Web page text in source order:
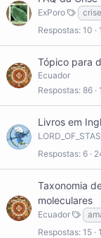
ExPoro
Respostas 10
Tópico para
Ecuador
Respostas 86
Livros em
Respostas 6
Taxonomia
moleculares
Ecuador
Respostas 15